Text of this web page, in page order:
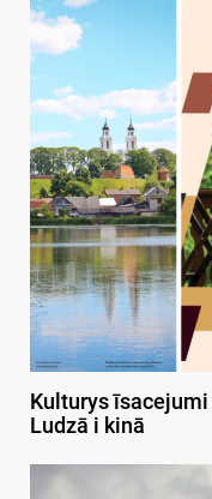
Kulturys
Ludzā i kinā